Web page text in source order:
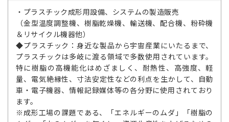
・プラスチック成形用設備、システムの製造販売
（金型温度調整機、樹脂乾燥機、輸送機、配合機、粉砕機
＆リサイクル機器他）
◆プラスチック：身近な製品から宇宙産業にいたるまで、
プラスチックは多岐に渡る領域で多数使用されています。
特に樹脂の高機能化はめざましく、耐熱性、高強度、軽
量、電気絶縁性、寸法安定性などの利点を生かして、自動
車・電子機器、情報記録媒体等の各分野に使用されており
ます。
※成形工場の課題である、「エネルギーのムダ」「樹脂の